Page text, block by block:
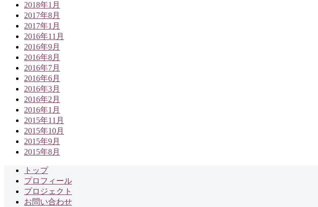
2018年1月
2017年8月
2017年1月
2016年11月
2016年9月
2016年8月
2016年7月
2016年6月
2016年3月
2016年2月
2016年1月
2015年11月
2015年10月
2015年9月
2015年8月
トップ
プロフィール
プロジェクト
お問い合わせ